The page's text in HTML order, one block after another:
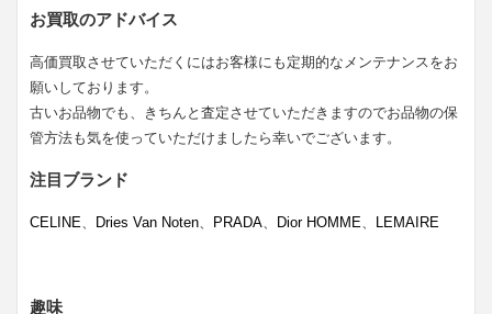
お買取のアドバイス
高価買取させていただくにはお客様にも定期的なメンテナンスをお
願いしております。
古いお品物でも、きちんと査定させていただきますのでお品物の保
管方法も気を使っていただけましたら幸いでございます。
注目ブランド
CELINE、 Dries Van Noten、 PRADA、 Dior HOMME、 LEMAIRE
趣味